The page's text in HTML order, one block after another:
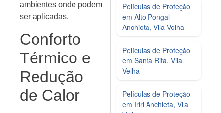
ambientes onde podem
ser aplicadas.
Conforto
Térmico e
Redução
de Calor
Películas de Proteção
em Alto Pongal
Anchieta, Vila Velha
Películas de Proteção
em Santa Rita, Vila
Velha
Películas de Proteção
em Iriri Anchieta, Vila